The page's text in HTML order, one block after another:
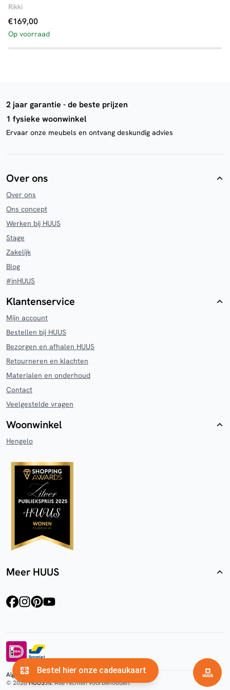
Rikki
€169,00
Op voorraad
2 jaar garantie - de beste prijzen
1 fysieke woonwinkel
Ervaar onze meubels en ontvang deskundig advies
Over ons
Over ons
Ons concept
Werken bij HUUS
Stage
Zakelijk
Blog
#inHUUS
Klantenservice
Mijn account
Bestellen bij HUUS
Bezorgen en afhalen HUUS
Retourneren en klachten
Materialen en onderhoud
Contact
Veelgestelde vragen
Woonwinkel
Hengelo
Meer HUUS
facebookinstagram
pinterest
youtube
Algemene voorwaardenPrivacyverklaringCookies
© 2026HUUS.nl. Alle rechten voorbehouden.